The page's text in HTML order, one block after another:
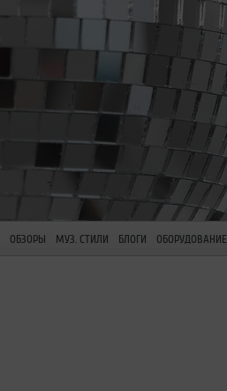
ОБЗОРЫ МУЗ. СТИЛИ БЛОГИ ОБОРУДОВАНИЕ